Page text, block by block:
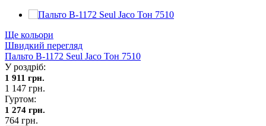
Ще кольори
Швидкий перегляд
Пальто В-1172 Seul Jaco Тон 7510
У роздріб:
1 911 грн.
1 147 грн.
Гуртом:
1 274 грн.
764 грн.